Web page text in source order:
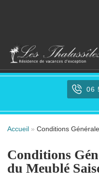
contenu
06
Accueil » Conditions
Conditions
du Meublé